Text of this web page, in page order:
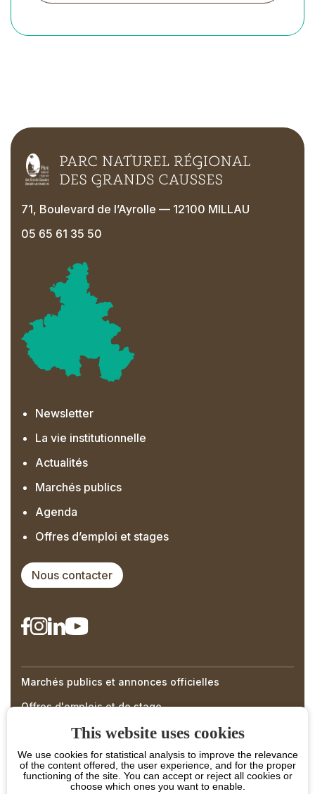
71, Boulevard de l’Ayrolle — 12100 MILLAU
05 65 61 35 50
Newsletter
La vie institutionnelle
Actualités
Marchés publics
Agenda
Offres d’emploi et stages
Nous contacter
Right
Footer
Marchés publics et annonces officielles
Offres d'emplois et de stage
This website uses cookies
We use cookies for statistical analysis to improve the relevance
of the content offered, the user experience, and for the proper
functioning of the site. You can accept or reject all cookies or
choose which ones you want to enable.